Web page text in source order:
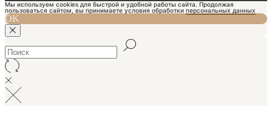
Мы используем cookies для быстрой и удобной работы сайта. Продолжая
пользоваться сайтом, вы принимаете условия обработки персональных данных
OK